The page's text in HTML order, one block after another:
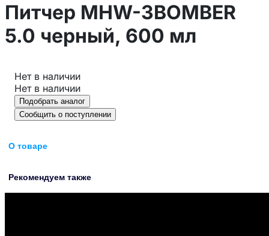
Питчер MHW-3BOMBER
5.0 черный, 600 мл
Нет в наличии
Нет в наличии
Подобрать аналог
Сообщить о поступлении
О товаре
Рекомендуем также